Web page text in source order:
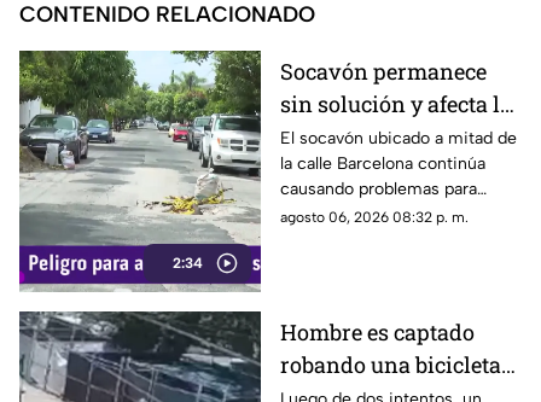
CONTENIDO RELACIONADO
2:34
Socavón permanece
sin solución y afecta la
circulación en calle
Barcelona
El socavón ubicado a mitad de
la calle Barcelona continúa
causando problemas para
quienes circulan por la zona,
agosto 06, 2026 08:32 p. m.
Hombre es captado
robando una bicicleta